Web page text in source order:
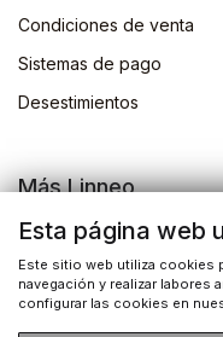
Condiciones de venta
Sistemas de pago
Desestimientos
Más Linneo
Blog
Actividades
Busqueda de libros
Esta página web
Este sitio web utiliza cookies
navegación y realizar labores
configurar las cookies en